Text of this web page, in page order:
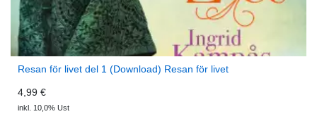
Resan för livet del 1 (Download) Resan för livet
4,99 €
inkl. 10,0% Ust